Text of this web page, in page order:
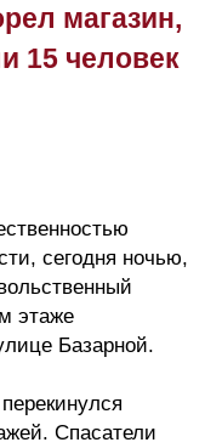
магазин,
15 человек
сегодня ночью,
этаже
Базарной.
Спасатели